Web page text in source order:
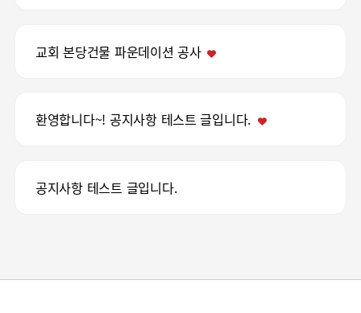
교회 본당건물 파운데이션 공사
환영합니다~! 공지사항 테스트 글입니다.
공지사항 테스트 글입니다.